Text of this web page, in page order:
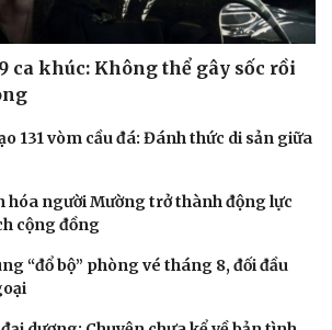
ca khúc: Không thể gây sốc rồi
131 vòm cầu đá: Đánh thức di sản giữa
hóa người Mường trở thành động lực
cộng đồng
“đổ bộ” phòng vé tháng 8, đối đầu